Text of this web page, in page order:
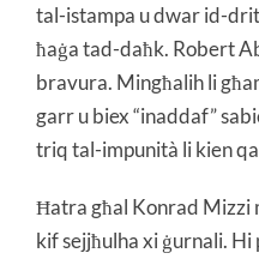
tal-istampa u dwar id-
ħaġa tad-daħk. Robert
bravura. Mingħalih li
garr u biex “inaddaf”
triq tal-impunità li kien
Ħatra għal Konrad Mizzi
kif sejjħulha xi ġurnali. Hi